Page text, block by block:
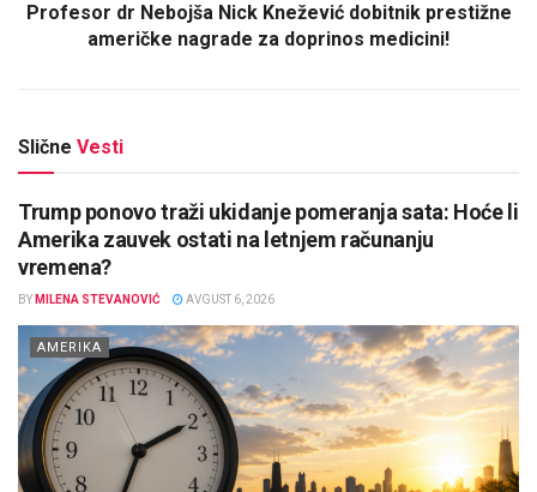
Profesor dr Nebojša Nick Knežević dobitnik prestižne
američke nagrade za doprinos medicini!
Slične Vesti
Trump ponovo traži ukidanje pomeranja sata: Hoće li
Amerika zauvek ostati na letnjem računanju
vremena?
BY MILENA STEVANOVIĆ AVGUST 6, 2026
AMERIKA